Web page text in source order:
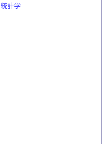
統計学